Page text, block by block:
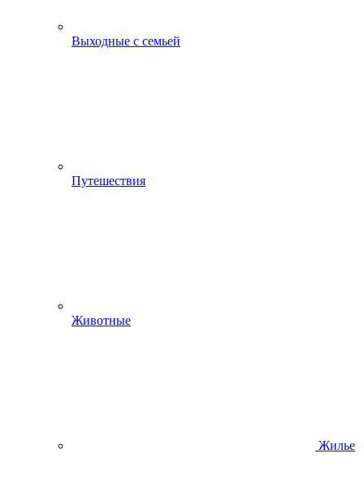
Выходные с семьей
Путешествия
Животные
Жилье